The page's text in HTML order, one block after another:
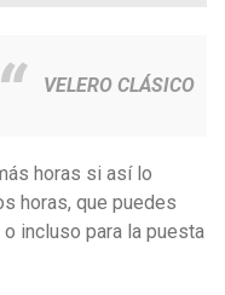
VELERO CLÁSICO
horas si así lo
horas, que puedes
incluso para la puesta